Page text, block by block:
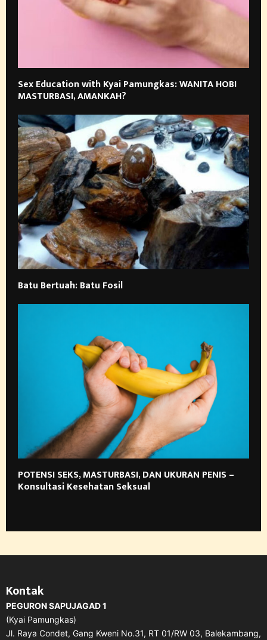
Sex Education with Kyai Pamungkas: WANITA HOBI
MASTURBASI, AMANKAH?
Batu Bertuah: Batu Fosil
POTENSI SEKS, MASTURBASI, DAN UKURAN PENIS –
Konsultasi Kesehatan Seksual
Kontak
PEGURON SAPUJAGAD 1
(Kyai Pamungkas)
Jl. Raya Condet, Gang Kweni No.31, RT 01/RW 03, Balekambang,